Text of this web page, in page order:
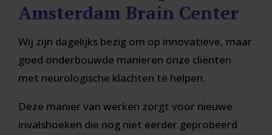
Amsterdam Brain Center
Wij zijn dagelijks bezig om op innovatieve, maar
goed onderbouwde manieren onze cliënten
met neurologische klachten te helpen.
Deze manier van werken zorgt voor nieuwe
invalshoeken die nog niet eerder geprobeerd